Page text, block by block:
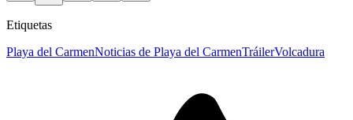
Etiquetas
Playa del CarmenNoticias de Playa del CarmenTráilerVolcadura